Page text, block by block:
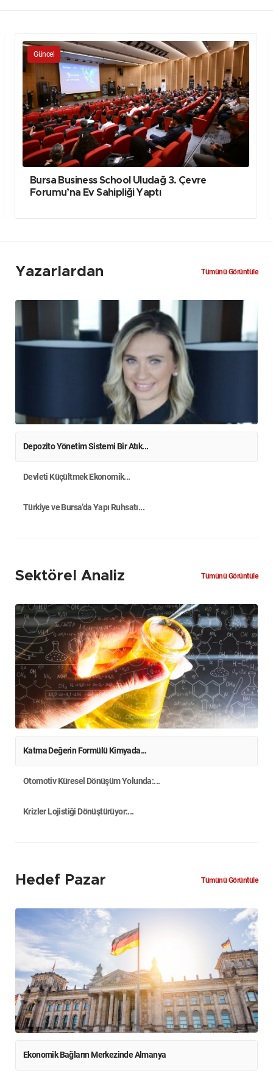
Güncel
Bursa Business School Uludağ 3. Çevre
Forumu’na Ev Sahipliği Yaptı
Yazarlardan Tümünü Görüntüle
Depozito Yönetim Sistemi Bir Atık...
Devleti Küçültmek Ekonomik...
Türkiye ve Bursa’da Yapı Ruhsatı...
Sektörel Analiz Tümünü Görüntüle
Katma Değerin Formülü Kimyada...
Otomotiv Küresel Dönüşüm Yolunda:...
Krizler Lojistiği Dönüştürüyor:...
Hedef Pazar Tümünü Görüntüle
Ekonomik Bağların Merkezinde Almanya